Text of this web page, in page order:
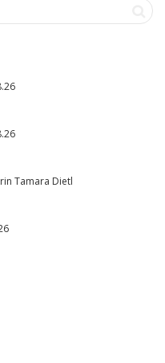
Tamara Dietl